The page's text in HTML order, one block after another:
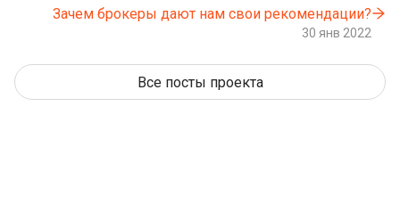
Зачем брокеры дают нам свои рекомендации?
30 янв 2022
Все посты проекта